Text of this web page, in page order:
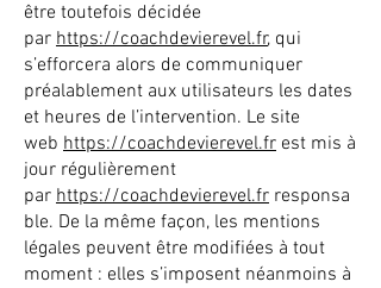
être toutefois décidée
par https://coachdevierevel.fr, qui
s’efforcera alors de communiquer
préalablement aux utilisateurs les dates
et heures de l’intervention. Le site
web https://coachdevierevel.fr est mis à
jour régulièrement
par https://coachdevierevel.fr responsa
ble. De la même façon, les mentions
légales peuvent être modifiées à tout
moment : elles s’imposent néanmoins à